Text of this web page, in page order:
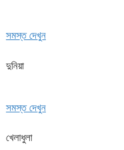
সমস্ত দেখুন
দুনিয়া
সমস্ত দেখুন
খেলাধুলা